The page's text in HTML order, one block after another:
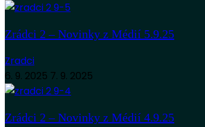
Zrádci 2 – Novinky z Médií 5.9.25
Zradci
6. 9. 2025 7. 9. 2025
Zrádci 2 – Novinky z Médií 4.9.25